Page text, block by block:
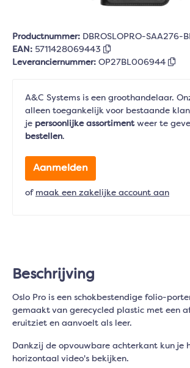
Productnummer: DBROSLOPRO-SAA276-
EAN: 5711428069443
Leveranciernummer: OP27BL006944
A&C Systems is een groothandelaar.
alleen toegankelijk voor bestaande
je persoonlijke assortimentweer te
bestellen.
Aanmelden
of maak een zakelijke account aan
Beschrijving
Oslo Pro is een schokbestendige folio-
gemaakt van gerecycled plastic met een
eruitziet en aanvoelt als leer.
Dankzij de opvouwbare achterkant kun je
horizontaal video's bekijken.